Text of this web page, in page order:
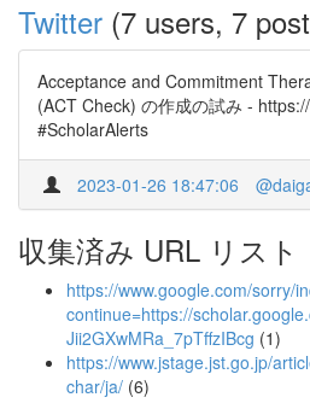
Twitter (7 users, 7
Acceptance and Commitment
(ACT Check) の作成の試み -
#ScholarAlerts
2023-01-26 18:47:06
収集済み URL リスト
https://www.google.com/sorry/
continue=https://
Jii2GXwMRa_7pTffzIBcg (1)
https://www.jstage.jst.go.jp/
char/ja/ (6)